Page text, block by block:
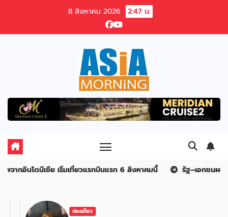
content
8 สิงหาคม 2026 2:47 น.
แรก 6 สิงหาคมนี้ รัฐ–เอกชนผนึกกำลัง ยกระดับอุตสาหกรรมเซรา
ท่องเที่ยว